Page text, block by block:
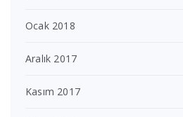
Ocak 2018
Aralık 2017
Kasım 2017